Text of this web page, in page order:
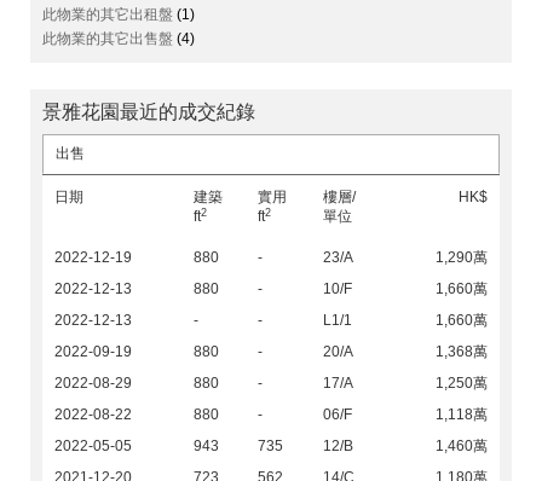
此物業的其它出租盤 (1)
此物業的其它出售盤 (4)
景雅花園最近的成交紀錄
出售
日期
建築
ft2
實用
ft2
樓層/
單位
HK$
2022-12-19 880 - 23/A
1,290萬
2022-12-13
880 - 10/F
1,660萬
2022-12-13
- - L1/1
1,660萬
2022-09-19
880 - 20/A
1,368萬
2022-08-29
880 - 17/A
1,250萬
2022-08-22
880 - 06/F
1,118萬
2022-05-05
943 735 12/B
1,460萬